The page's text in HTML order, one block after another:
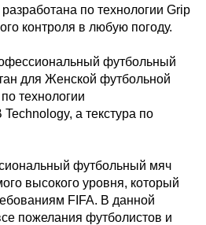
по технологии Grip
контроля в любую погоду.
футбольный
для Женской футбольной
технологии
а текстура по
футбольный мяч
высокого уровня, который
FIFA. В данной
пожелания футболистов и